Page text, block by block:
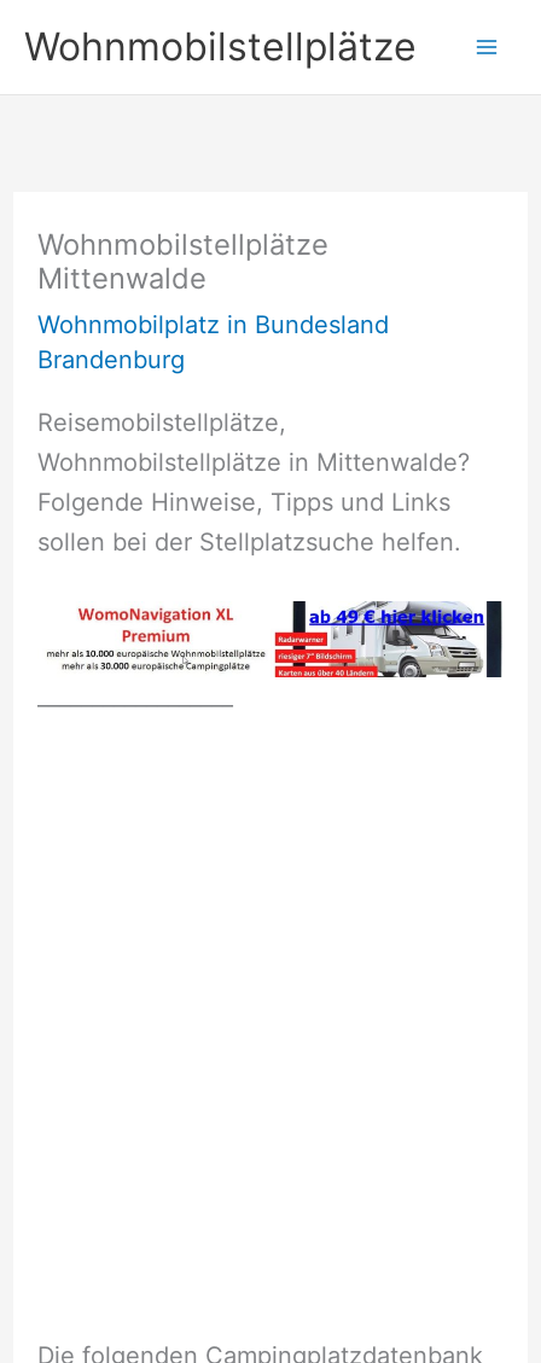
Inhalt
springen
Wohnmobilstellplätze
Wohnmobilstellplätze
Mittenwalde
Wohnmobilplatz in Bundesland
Brandenburg
Reisemobilstellplätze,
Wohnmobilstellplätze in Mittenwalde?
Folgende Hinweise, Tipps und Links
sollen bei der Stellplatzsuche helfen.
Die folgenden Campingplatzdatenbank